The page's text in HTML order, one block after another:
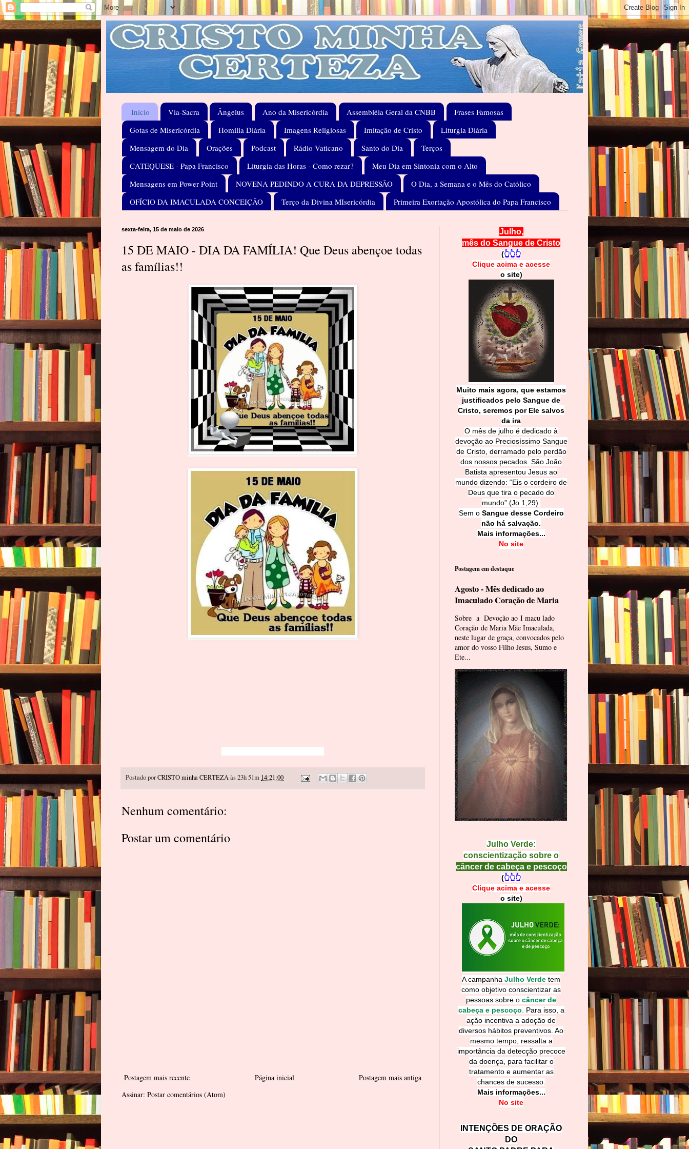
Início Via-Sacra Ângelus Ano da Misericórdia Assembléia Geral da CNBB
Frases Famosas
Gotas de Misericórdia
Homilia Diária Imagens Religiosas Imitação de Cristo
Liturgia Diária
Mensagem do Dia
Orações Podcast Rádio Vaticano Santo do Dia
Terços
CATEQUESE - Papa Francisco
Liturgia das Horas - Como rezar?
Meu Dia em Sintonia com o Alto
Mensagens em Power Point
NOVENA PEDINDO A CURA DA DEPRESSÃO
O Dia, a Semana e o Mês do Católico
OFÍCIO DA IMACULADA CONCEIÇÃO
Terço da Divina MIsericórdia Primeira Exortação Apostólica do Papa Francisco
sexta-feira, 15 de maio de 2026
15 DE MAIO - DIA DA FAMÍLIA! Que Deus abençoe todas
as famílias!!
Postado porCRISTO minha CERTEZAàs 23h 51m 14:21:00
Nenhum comentário:
Postar um comentário
Postagem mais recente Postagem mais antiga
Página inicial
Assinar: Postar comentários (Atom)
Julho,
mês do Sangue de Cristo
(👆👆👆
Clique acima e acesse
o site)
Muito mais agora, que estamos
justificados pelo Sangue de
Cristo, seremos por Ele salvos
da ira
O mês de julho é dedicado à
devoção ao Preciosíssimo Sangue
de Cristo, derramado pelo perdão
dos nossos pecados. São João
Batista apresentou Jesus ao
mundo dizendo: “Eis o cordeiro de
Deus que tira o pecado do
mundo” (Jo 1,29).
Sem o Sangue desse Cordeiro
não há salvação.
Mais informações...
No site
Postagem em destaque
Agosto - Mês dedicado ao
Imaculado Coração de Maria
Sobre a Devoção ao I macu lado
Coração de Maria Mãe Imaculada,
neste lugar de graça, convocados pelo
amor do vosso Filho Jesus, Sumo e
Ete...
Julho Verde:
conscientização sobre o
câncer de cabeça e pescoço
(👆👆👆
Clique acima e acesse
o site)
A campanha Julho Verde tem
como objetivo conscientizar as
pessoas sobre o câncer de
cabeça e pescoço
Para isso, a
ação incentiva a adoção de
diversos hábitos preventivos. Ao
mesmo tempo, ressalta a
importância da detecção precoce
da doença, para facilitar o
tratamento e aumentar as
chances de sucesso.
Mais informações...
No site
INTENÇÕES DE ORAÇÃO
DO